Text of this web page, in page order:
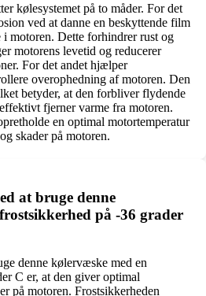
kølesystemet på to måder. For det
ved at danne en beskyttende film
i motoren. Dette forhindrer rust og
motorens levetid og reducerer
For det andet hjælper
overophedning af motoren. Den
betyder, at den forbliver flydende
fjerner varme fra motoren.
en optimal motortemperatur
skader på motoren.
at bruge denne
på -36 grader
denne kølervæske med en
C er, at den giver optimal
på motoren. Frostsikkerheden